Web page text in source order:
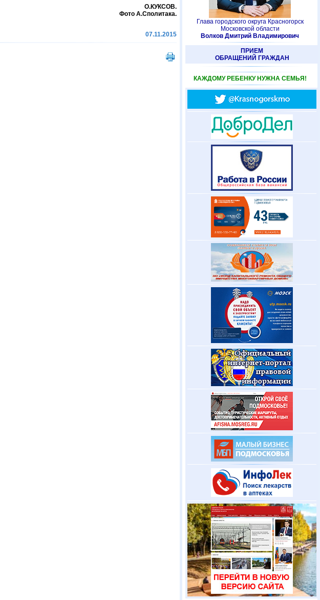
О.КУКСОВ.
Фото А.Сполитака.
07.11.2015
Глава городского округа Красногорск
Московской области
Волков Дмитрий Владимирович
ПРИЕМ
ОБРАЩЕНИЙ ГРАЖДАН
КАЖДОМУ РЕБЕНКУ НУЖНА СЕМЬЯ!